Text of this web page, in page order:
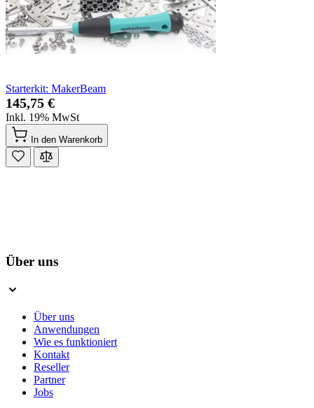
Starterkit: MakerBeam
145,75 €
Inkl. 19% MwSt
In den Warenkorb
Über uns
Über uns
Anwendungen
Wie es funktioniert
Kontakt
Reseller
Partner
Jobs